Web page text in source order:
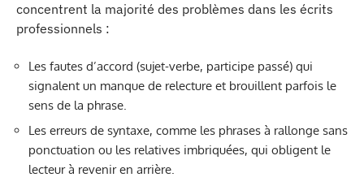
concentrent la majorité des problèmes dans les écrits
professionnels :
Les fautes d’accord (sujet-verbe, participe passé) qui
signalent un manque de relecture et brouillent parfois le
sens de la phrase.
Les erreurs de syntaxe, comme les phrases à rallonge sans
ponctuation ou les relatives imbriquées, qui obligent le
lecteur à revenir en arrière.